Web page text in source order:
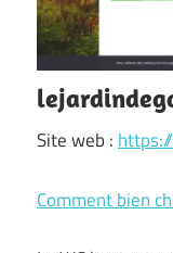
Site web :
Comment bien